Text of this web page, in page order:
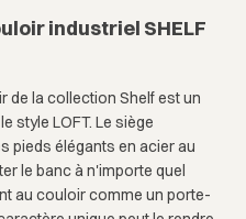
industriel SHELF
de la collection Shelf est un
style LOFT. Le siège
pieds élégants en acier au
le banc à n'importe quel
au couloir comme un porte-